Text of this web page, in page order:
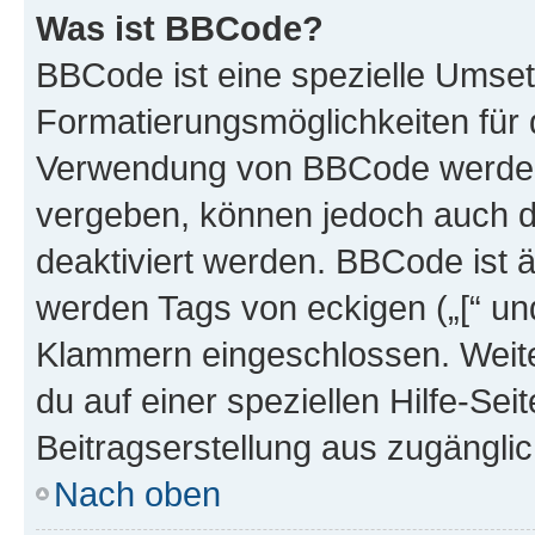
Was ist BBCode?
BBCode ist eine spezielle
Formatierungsmöglichkeiten
Verwendung von BBCode
vergeben, können jedoch auch
deaktiviert werden. BBCode ist
werden Tags von eckigen („[“
Klammern eingeschlossen.
du auf einer speziellen Hilfe-
Beitragserstellung aus
Nach oben